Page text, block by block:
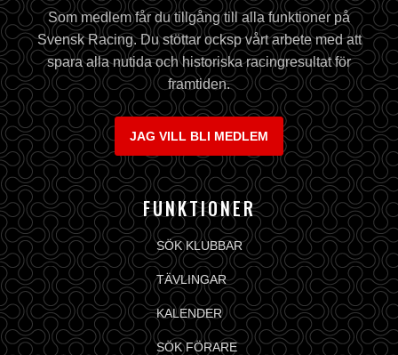
Som medlem får du tillgång till alla funktioner på
Svensk Racing. Du stöttar ocksp vårt arbete med att
spara alla nutida och historiska racingresultat för
framtiden.
JAG VILL BLI MEDLEM
FUNKTIONER
SÖK KLUBBAR
TÄVLINGAR
KALENDER
SÖK FÖRARE